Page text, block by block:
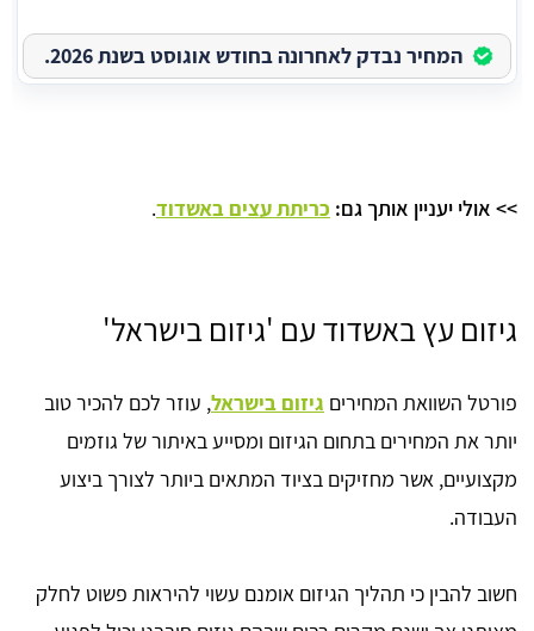
המחיר נבדק לאחרונה בחודש אוגוסט בשנת 2026.
>> אולי יעניין אותך גם: כריתת עצים באשדוד.
גיזום עץ באשדוד עם 'גיזום בישראל'
פורטל השוואת המחירים גיזום בישראל, עוזר לכם להכיר טוב
יותר את המחירים בתחום הגיזום ומסייע באיתור של גוזמים
מקצועיים, אשר מחזיקים בציוד המתאים ביותר לצורך ביצוע
העבודה.
חשוב להבין כי תהליך הגיזום אומנם עשוי להיראות פשוט לחלק